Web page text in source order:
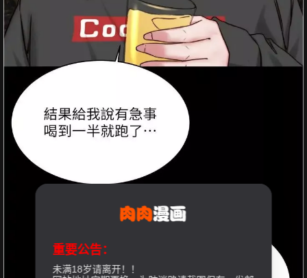
重要公告：
未满18岁请离开！！